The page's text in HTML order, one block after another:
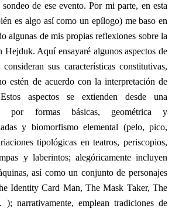
de ese evento. Por mi parte, en esta
es algo así como un epílogo) me baso en
algunas de mis propias reflexiones sobre la
Hejduk. Aquí ensayaré algunos aspectos de
sus características constitutivas,
estén de acuerdo con la interpretación de
aspectos se extienden desde una
por formas básicas, geométrica y
y biomorfismo elemental (pelo, pico,
tipológicas en teatros, periscopios,
y laberintos; alegóricamente incluyen
así como un conjunto de personajes
Identity Card Man, The Mask Taker, The
narrativamente, emplean tradiciones de